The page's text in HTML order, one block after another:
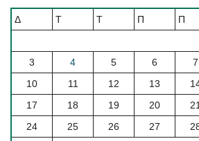
Δ Τ Τ Π Π
3
4 5 6 7
10
11 12 13
17
18 19 20 21
24
25 26 27